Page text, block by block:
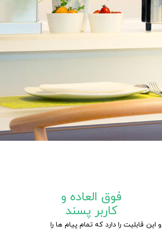
فوق العاده و
کاربر پسند
مورد استفاده و محبوب واقع شده است و این قابلیت را دارد که تمام پیام ها را